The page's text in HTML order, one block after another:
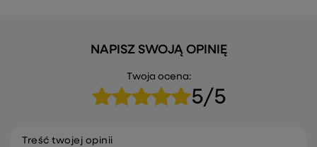
NAPISZ SWOJĄ OPINIĘ
Twoja ocena:
5/5
Treść twojej opinii